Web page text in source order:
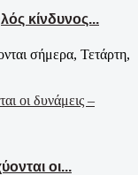
κίνδυνος...
σήμερα, Τετάρτη,
οι...